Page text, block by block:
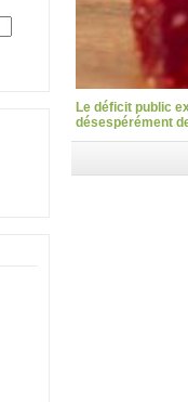
Le déficit public
désespérément